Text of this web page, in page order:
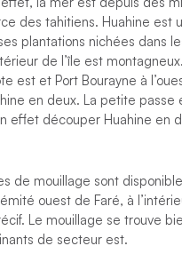
des tahitiens. Huahine est
plantations nichées dans
de l’île est
est et Port Bourayne à
en deux. La petite passe
effet découper Huahine en
de mouillage sont
ouest de Faré, à
Le mouillage se trouve
de secteur est.